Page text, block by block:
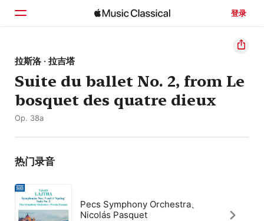
登录
主页
浏览
搜索
拉斯洛 · 拉吉塔
Suite du ballet No. 2, from Le
bosquet des quatre dieux
Op. 38a
热门录音
Pecs Symphony Orchestra、
Nicolás Pasquet